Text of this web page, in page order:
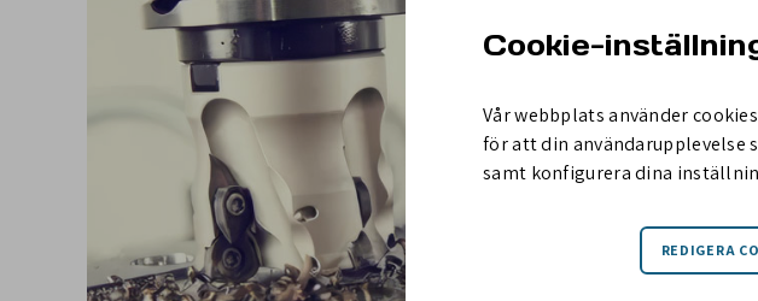
Cookie-
Vår webbplats använder
för att din användarupplevelse
samt konfigurera dina